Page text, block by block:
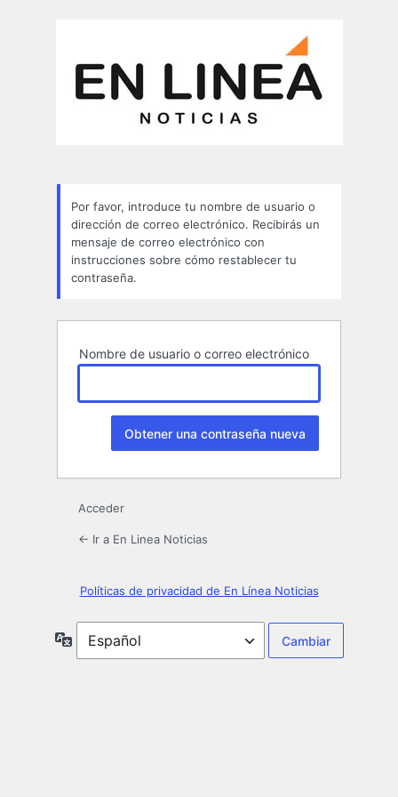
Por favor, introduce tu nombre de usuario o
dirección de correo electrónico. Recibirás un
mensaje de correo electrónico con
instrucciones sobre cómo restablecer tu
contraseña.
Nombre de usuario o correo electrónico
Acceder
← Ir a En Linea Noticias
Políticas de privacidad de En Línea Noticias
Idioma